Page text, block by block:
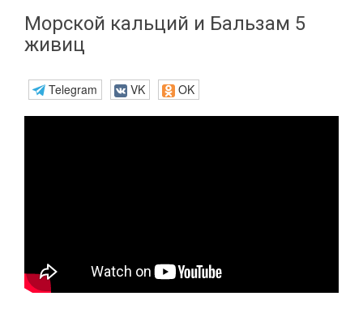
Карта
сайта
Морской кальций и Бальзам 5
живиц
Telegram VK OK